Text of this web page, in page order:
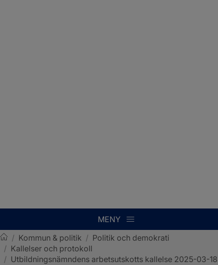
MENY
Sotenäs kommun
/ Kommun & politik / Politik och demokrati
/ Kallelser och protokoll
/ Utbildningsnämndens arbetsutskotts kallelse 2025-03-18